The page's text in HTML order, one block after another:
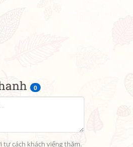
0
tư cách khách viếng thăm.